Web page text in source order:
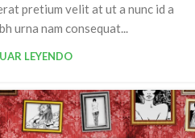
pretium velit at ut a nunc id a
urna nam consequat...
LEYENDO